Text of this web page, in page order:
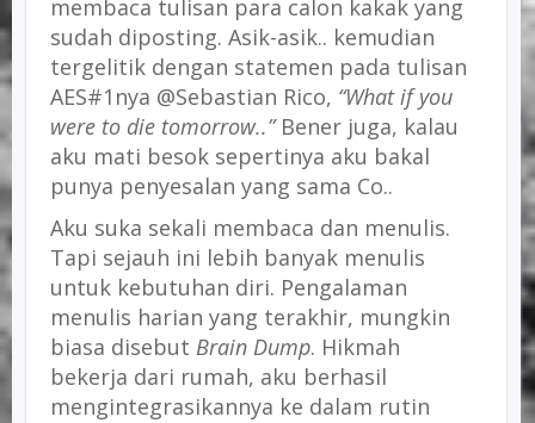
membaca tulisan para calon kakak yang
sudah diposting. Asik-asik.. kemudian
tergelitik dengan statemen pada tulisan
AES#1nya @Sebastian Rico, “What if you
were to die tomorrow..” Bener juga, kalau
aku mati besok sepertinya aku bakal
punya penyesalan yang sama Co..
Aku suka sekali membaca dan menulis.
Tapi sejauh ini lebih banyak menulis
untuk kebutuhan diri. Pengalaman
menulis harian yang terakhir, mungkin
biasa disebut Brain Dump. Hikmah
bekerja dari rumah, aku berhasil
mengintegrasikannya ke dalam rutin